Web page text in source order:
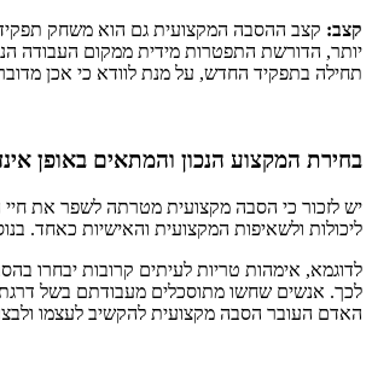
קצב: קצב ההסבה המקצועית גם הוא משחק תפקיד
יותר, הדורשת התפטרות מידית ממקום העבודה
תחילה בתפקיד החדש, על מנת לוודא כי אכן
בחירת המקצוע הנכון והמתאים באופן
יש לזכור כי הסבה מקצועית מטרתה לשפר את
ליכולות ולשאיפות המקצועית והאישיות כאחד.
לדוגמא, אימהות טריות לעיתים קרובות יבחרו
לכך. אנשים שחשו מתוסכלים מעבודתם בשל דרגת
האדם העובר הסבה מקצועית להקשיב לעצמו